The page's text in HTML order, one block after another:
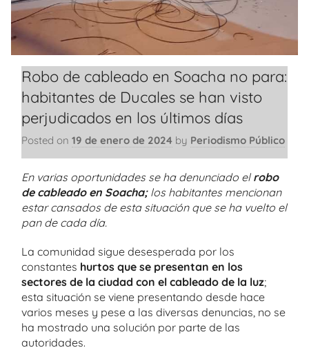
Robo de cableado en Soacha no para:
habitantes de Ducales se han visto
perjudicados en los últimos días
Posted on 19 de enero de 2024 by Periodismo Público
En varias oportunidades se ha denunciado el robo
de cableado en Soacha;los habitantes mencionan
estar cansados de esta situación que se ha vuelto el
pan de cada día.
La comunidad sigue desesperada por los
constantes hurtos que se presentan en los
sectores de la ciudad con el cableado de la luz;
esta situación se viene presentando desde hace
varios meses y pese a las diversas denuncias, no se
ha mostrado una solución por parte de las
autoridades.